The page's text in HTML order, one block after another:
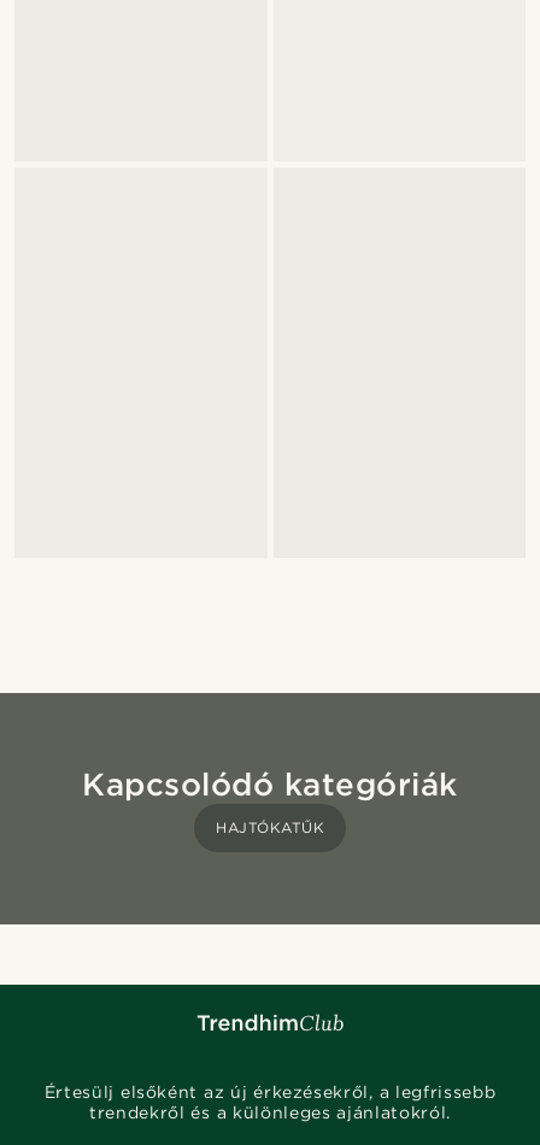
Kapcsolódó kategóriák
HAJTÓKATŰK
Értesülj elsőként az új érkezésekről, a legfrissebb
trendekről és a különleges ajánlatokról.